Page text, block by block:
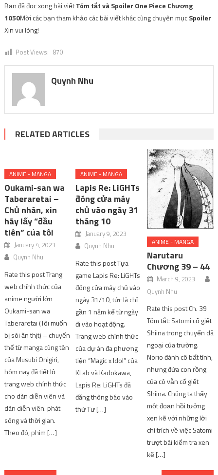
Bạn đã đọc xong bài viếtTóm tắt và Spoiler One Piece Chương
1050Mời các bạn tham khảo các bài viết khác cùng chuyên mụcSpoiler
Xin vui lòng!
Post Views: 870
Quynh Nhu
RELATED ARTICLES
ANIME - MANGA
Oukami-san wa
Taberaretai –
Chủ nhân, xin
hãy lấy “đầu
tiên” của tôi
January 4, 2023
Quynh Nhu
Rate this post Trang
web chính thức của
anime người lớn
Oukami-san wa
Taberaretai (Tôi muốn
bị sói ăn thịt) – chuyển
thể từ manga cùng tên
của Musubi Onigiri,
hôm nay đã tiết lộ
trang web chính thức
cho dàn diễn viên và
dàn diễn viên. phát
sóng và thời gian.
Theo đó, phim […]
ANIME - MANGA
Lapis Re: LiGHTs
đóng cửa máy
chủ vào ngày 31
tháng 10
January 9, 2023
Quynh Nhu
Rate this post Tựa
game Lapis Re: LiGHTs
đóng cửa máy chủ vào
ngày 31/10, tức là chỉ
gần 1 năm kể từ ngày
đi vào hoạt động.
Trang web chính thức
của dự án đa phương
tiện “Magic x Idol” của
KLab và Kadokawa,
Lapis Re: LiGHTs đã
đăng thông báo vào
thứ Tư […]
ANIME - MANGA
Narutaru
Chương 39 – 44
March 9, 2023
Quynh Nhu
Rate this post Ch. 39
Tóm tắt: Satomi cố giết
Shiina trong chuyến dã
ngoại của trường.
Norio đánh cô bất tỉnh,
nhưng đứa con rồng
của cô vẫn cố giết
Shiina. Chúng ta thấy
một đoạn hồi tưởng
xen kẽ với những lời
chỉ trích về việc Satomi
trượt bài kiểm tra xen
kẽ […]